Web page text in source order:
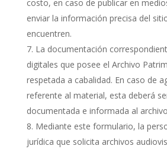
costo, en caso de publicar en
enviar la información precisa del
encuentren.
La documentación
digitales que posee el Archivo
respetada a cabalidad. En caso de
referente al material, esta deberá
documentada e informada al
Mediante este formulario, la
jurídica que solicita archivos